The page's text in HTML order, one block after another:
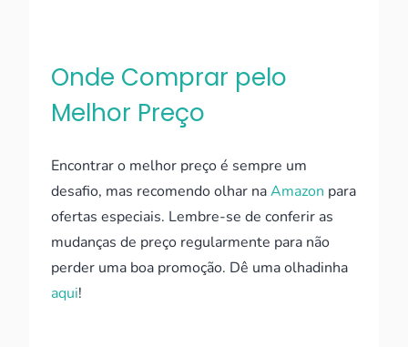
Onde Comprar pelo
Melhor Preço
Encontrar o melhor preço é sempre um
desafio, mas recomendo olhar naAmazon para
ofertas especiais. Lembre-se de conferir as
mudanças de preço regularmente para não
perder uma boa promoção. Dê uma olhadinha
aqui!